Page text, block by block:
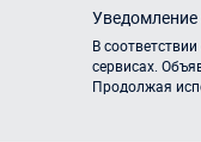
Уведомление
В
сервисах.
Продолжая